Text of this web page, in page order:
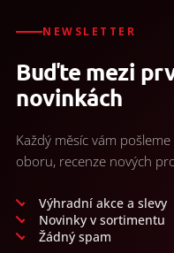
NEWSLETTER
Buďte mezi
novinkách
Každý měsíc vám
oboru, recenze nových
Výhradní akce a slevy
Novinky v sortimentu
Žádný spam